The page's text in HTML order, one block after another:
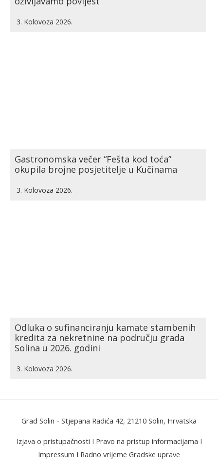
3. Kolovoza 2026.
Gastronomska večer “Fešta kod toća”
okupila brojne posjetitelje u Kučinama
3. Kolovoza 2026.
Odluka o sufinanciranju kamate stambenih
kredita za nekretnine na području grada
Solina u 2026. godini
3. Kolovoza 2026.
Grad Solin - Stjepana Radića 42, 21210 Solin, Hrvatska
Izjava o pristupačnosti I Pravo na pristup informacijama I
Impressum I Radno vrijeme Gradske uprave